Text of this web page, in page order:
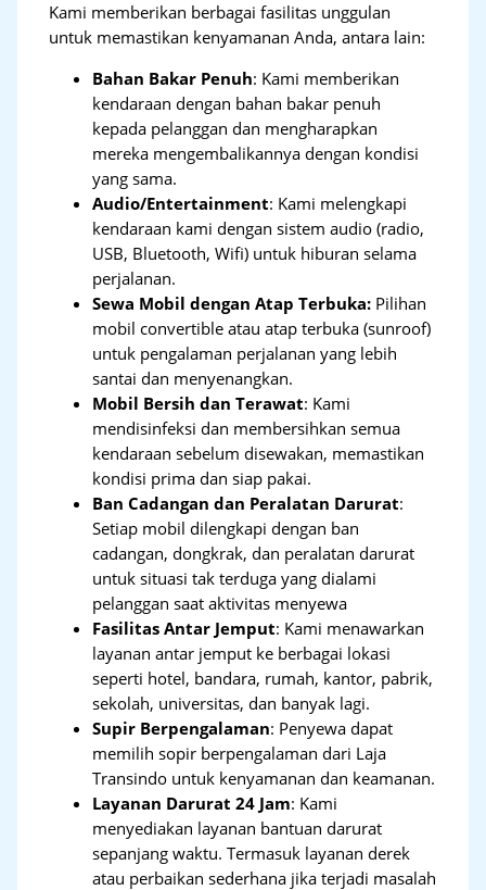
Kami memberikan berbagai fasilitas unggulan
untuk memastikan kenyamanan Anda, antara lain:
Bahan Bakar Penuh: Kami memberikan
kendaraan dengan bahan bakar penuh
kepada pelanggan dan mengharapkan
mereka mengembalikannya dengan kondisi
yang sama.
Audio/Entertainment: Kami melengkapi
kendaraan kami dengan sistem audio (radio,
USB, Bluetooth, Wifi) untuk hiburan selama
perjalanan.
Sewa Mobil dengan Atap Terbuka: Pilihan
mobil convertible atau atap terbuka (sunroof)
untuk pengalaman perjalanan yang lebih
santai dan menyenangkan.
Mobil Bersih dan Terawat: Kami
mendisinfeksi dan membersihkan semua
kendaraan sebelum disewakan, memastikan
kondisi prima dan siap pakai.
Ban Cadangan dan Peralatan Darurat:
Setiap mobil dilengkapi dengan ban
cadangan, dongkrak, dan peralatan darurat
untuk situasi tak terduga yang dialami
pelanggan saat aktivitas menyewa
Fasilitas Antar Jemput: Kami menawarkan
layanan antar jemput ke berbagai lokasi
seperti hotel, bandara, rumah, kantor, pabrik,
sekolah, universitas, dan banyak lagi.
Supir Berpengalaman: Penyewa dapat
memilih sopir berpengalaman dari Laja
Transindo untuk kenyamanan dan keamanan.
Layanan Darurat 24 Jam: Kami
menyediakan layanan bantuan darurat
sepanjang waktu. Termasuk layanan derek
atau perbaikan sederhana jika terjadi masalah